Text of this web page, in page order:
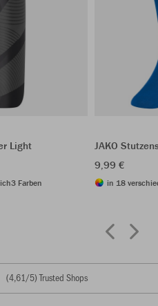
Light
3 Farben
JAKO
9,99 €
in 18
(4,61/5) Trusted Shops